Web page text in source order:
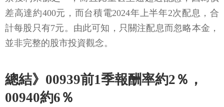
差高達約400元，而台積電2024年上半年2次配息，合
計每股只有7元。由此可知，只關注配息而忽略本金，
並非完整的股市投資觀念。
總結》00939前1季報酬率約2％，
00940約6％